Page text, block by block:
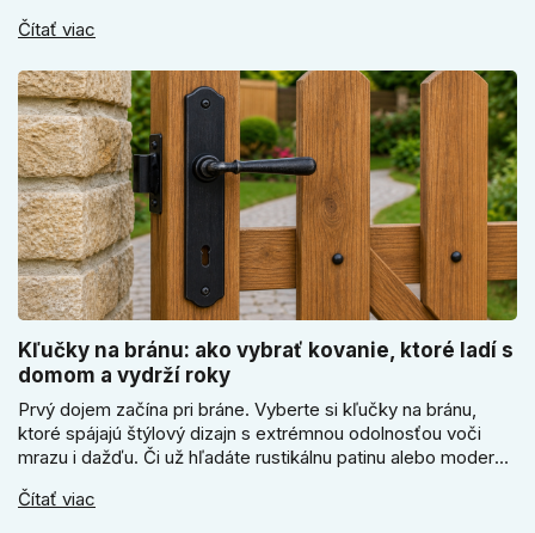
kľúčové jeho správne ukotvenie.
Čítať viac
Kľučky na bránu: ako vybrať kovanie, ktoré ladí s
domom a vydrží roky
Prvý dojem začína pri bráne. Vyberte si kľučky na bránu,
ktoré spájajú štýlový dizajn s extrémnou odolnosťou voči
mrazu i dažďu. Či už hľadáte rustikálnu patinu alebo moderné
vydrží roky. Zabezpečte svoj vstup kvalitou, ktorá prežije
Čítať viac